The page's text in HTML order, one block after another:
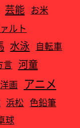
芸能 お米
ルト
水泳 自転車
言 河童
洋画 アニメ
浜松 色鉛筆
球